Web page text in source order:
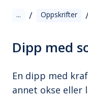
... / Oppskrifter
Dipp med
En dipp med
annet okse eller